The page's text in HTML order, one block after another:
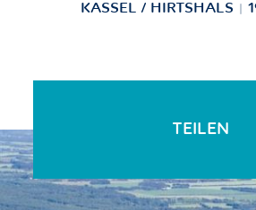
KASSEL / HIRTSHALS
TEILEN